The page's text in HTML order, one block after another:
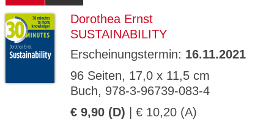
Dorothea Ernst
SUSTAINABILITY
Erscheinungstermin: 16.11.2021
96 Seiten, 17,0 x 11,5 cm
Buch, 978-3-96739-083-4
€ 9,90 (D) | € 10,20 (A)